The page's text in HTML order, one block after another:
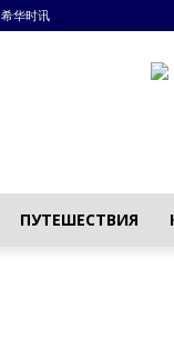
希华时讯
ПУТЕШЕСТВИЯ